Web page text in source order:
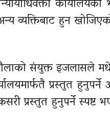
व्यक्तिबाट हुन
संयुक्त इजलासले
प्रस्तुत
प्रस्तुत हुनुपर्ने